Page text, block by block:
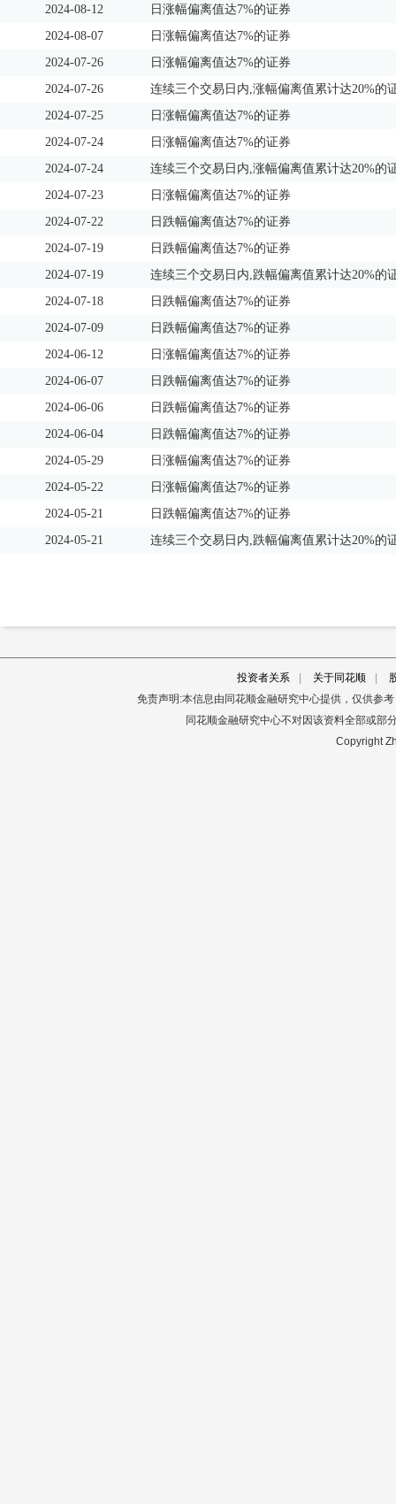
2024-08-12
日涨幅偏离值达7%的证券
2024-08-07
日涨幅偏离值达7%的证券
2024-07-26
日涨幅偏离值达7%的证券
2024-07-26
连续三个交易日内,涨幅偏离值累计达20%的
2024-07-25
日涨幅偏离值达7%的证券
2024-07-24
日涨幅偏离值达7%的证券
2024-07-24
连续三个交易日内,涨幅偏离值累计达20%的
2024-07-23
日涨幅偏离值达7%的证券
2024-07-22
日跌幅偏离值达7%的证券
2024-07-19
日跌幅偏离值达7%的证券
2024-07-19
连续三个交易日内,跌幅偏离值累计达20%的
2024-07-18
日跌幅偏离值达7%的证券
2024-07-09
日跌幅偏离值达7%的证券
2024-06-12
日涨幅偏离值达7%的证券
2024-06-07
日跌幅偏离值达7%的证券
2024-06-06
日跌幅偏离值达7%的证券
2024-06-04
日跌幅偏离值达7%的证券
2024-05-29
日涨幅偏离值达7%的证券
2024-05-22
日涨幅偏离值达7%的证券
2024-05-21
日跌幅偏离值达7%的证券
2024-05-21
连续三个交易日内,跌幅偏离值累计达20%的
投资者关系 关于同花顺
免责声明:本信息由同花顺金融研究中心提供，仅供参
同花顺金融研究中心不对因该资料全部或部
Copyright